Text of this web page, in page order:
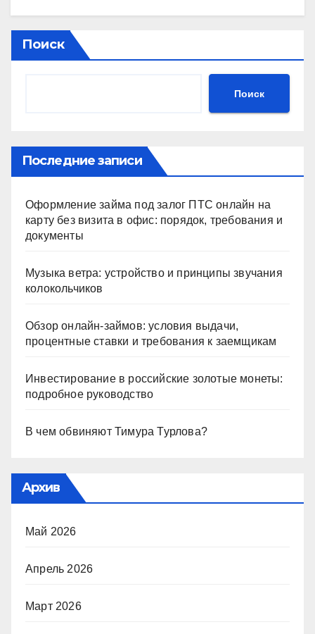
n
o
kl
ki
at
s
A
er
e
a
р
в
ть
Поиск
Поиск
Последние записи
Оформление займа под залог ПТС онлайн на
карту без визита в офис: порядок, требования и
документы
Музыка ветра: устройство и принципы звучания
колокольчиков
Обзор онлайн-займов: условия выдачи,
процентные ставки и требования к заемщикам
Инвестирование в российские золотые монеты:
подробное руководство
В чем обвиняют Тимура Турлова?
Архив
Май 2026
Апрель 2026
Март 2026